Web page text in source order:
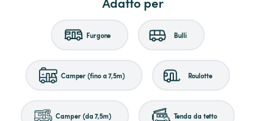
Furgone Bulli
Camper (fino a 7,5m) Roulotte
Camper (da 7,5m) Tenda da tetto